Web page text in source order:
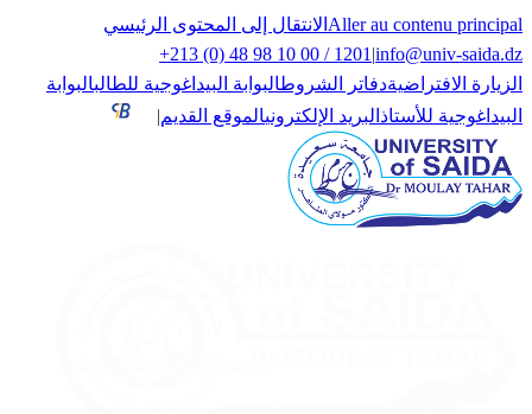
Aller au contenu principal الانتقال إلى المحتوى الرئيسي
info@univ-saida.dz
|
+213 (0) 48 98 10 00 / 1201
الزيارة الافتراضيةدفاتر الشروطالبوابة البيداغوجية للطالبالبوابة
البيداغوجية للأستاذ البريد الإلكترونيالموقع القديم|